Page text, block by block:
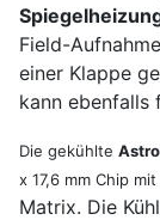
Field-
einer Klappe
kann ebenfalls
Die gekühlte
x 17,6 mm Chip
Matrix. Die